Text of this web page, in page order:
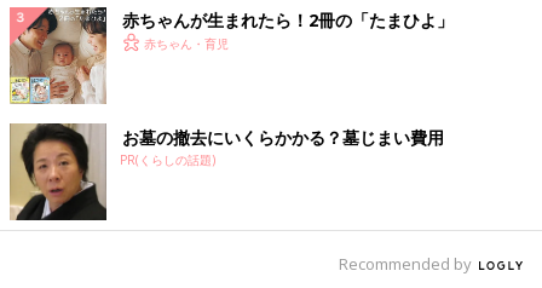
ナンベアのデザインが目を引きます。GAPベビーのアイテムなら
プレゼントにも喜ばれますよね。
思わず爆買い！アイボリーカラーのベストとタイツ
赤ちゃんが生まれたら！2冊の「たまひよ」
赤ちゃん・育児
お墓の撤去にいくらかかる？墓じまい費用
PR(くらしの話題)
Recommended by